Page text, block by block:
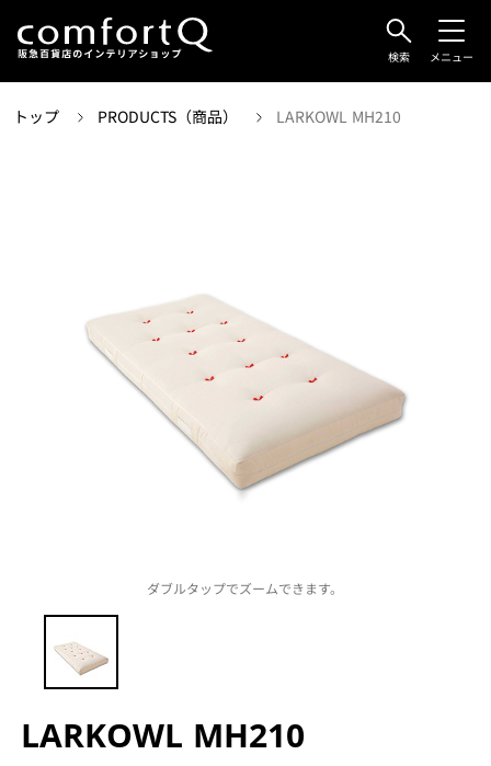
検索 メニュー
トップ PRODUCTS（商品） LARKOWL MH210
ダブルタップでズームできます。
LARKOWL MH210